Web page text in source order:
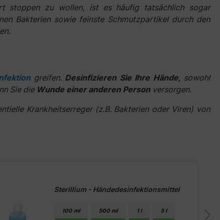
stoppen zu wollen, ist es häufig tatsächlich sogar
Bakterien sowie feinste Schmutzpartikel durch den
greifen. Desinfizieren Sie Ihre Hände, sowohl
Sie die Wunde einer anderen Personversorgen.
Krankheitserreger (z.B. Bakterien oder Viren) von
Sterillium - Händedesinfektionsmittel
100 ml 500 ml 1 l 5 l